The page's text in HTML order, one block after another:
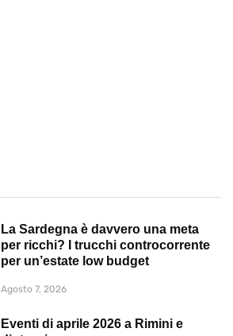
La Sardegna è davvero una meta
per ricchi? I trucchi controcorrente
per un’estate low budget
Agosto 7, 2026
Eventi di aprile 2026 a Rimini e